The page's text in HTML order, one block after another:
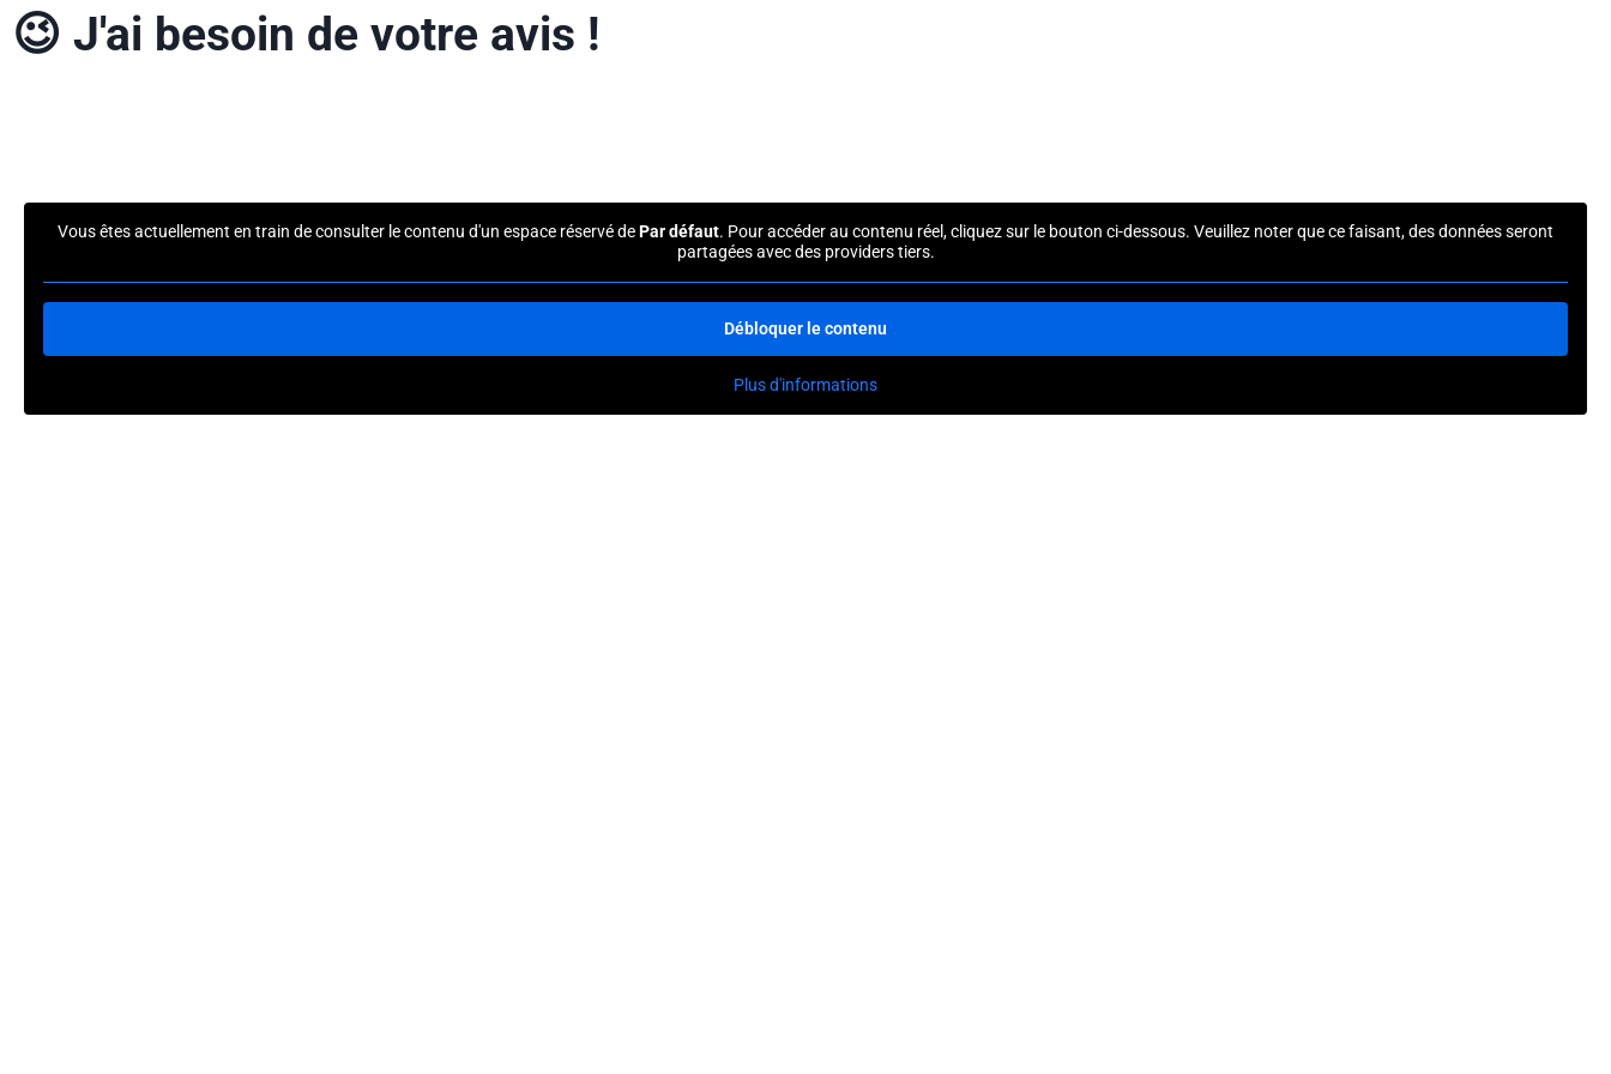
😉 J'ai besoin de votre avis !
Vous êtes actuellement en train de consulter le contenu d'un espace réservé dePar défaut. Pour accéder au contenu réel, cliquez sur le bouton ci-dessous. Veuillez noter que ce faisant, des données seront
partagées avec des providers tiers.
Débloquer le contenu
Plus d'informations